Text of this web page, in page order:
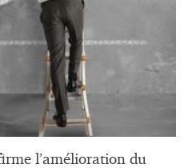
l’amélioration du